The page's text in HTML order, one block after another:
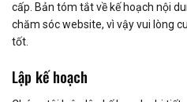
cấp. Bản tóm tắt về kế hoạch nội
chăm sóc website, vì vậy vui lòng
tốt.
Lập kế hoạch